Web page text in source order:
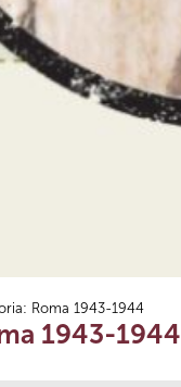
Roma 1943-1944
1943-1944